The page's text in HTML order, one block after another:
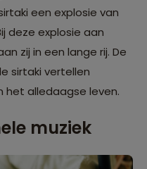
een explosie van
deze explosie aan
zij in een lange rij. De
sirtaki vertellen
het alledaagse leven.
muziek